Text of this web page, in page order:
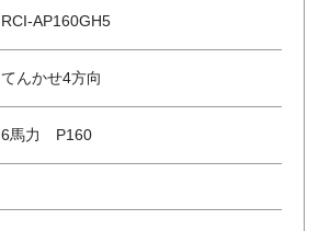
RCI-AP160GH5
てんかせ4方向
6馬力 P160